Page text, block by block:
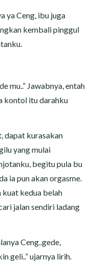
ya Ceng, ibu juga
kembali pinggul
mu..” Jawabnya, entah
kontol itu darahku
dapat kurasakan
yang mulai
begitu pula bu
ia pun akan orgasme.
kuat kedua belah
jalan sendiri ladang
Ceng..gede,
geli..” ujarnya lirih.